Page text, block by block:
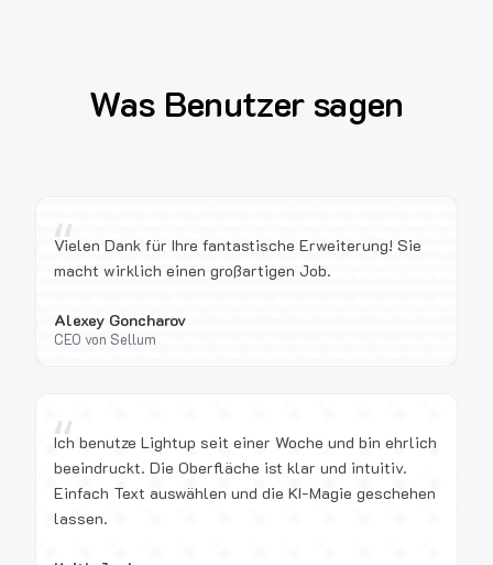
Was Benutzer sagen
“
Vielen Dank für Ihre fantastische Erweiterung! Sie
macht wirklich einen großartigen Job.
Alexey Goncharov
CEO von Sellum
“
Ich benutze Lightup seit einer Woche und bin ehrlich
beeindruckt. Die Oberfläche ist klar und intuitiv.
Einfach Text auswählen und die KI-Magie geschehen
lassen.